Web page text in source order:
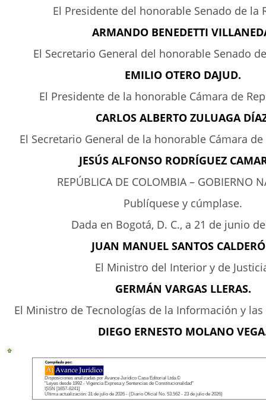
El Presidente del honorable Senado de la
ARMANDO BENEDETTI
El Secretario General del honorable Senado
EMILIO OTERO DAJUD.
El Presidente de la honorable Cámara de
CARLOS ALBERTO ZULUAGA
El Secretario General de la honorable Cámara
JESÚS ALFONSO RODRÍGUEZ
REPÚBLICA DE COLOMBIA – GOBIERNO
Publíquese y cúmplase.
Dada en Bogotá, D. C., a 21 de junio
JUAN MANUEL SANTOS
El Ministro del Interior y de
GERMÁN VARGAS LLERAS.
El Ministro de Tecnologías de la Información y
DIEGO ERNESTO MOLANO
Disposiciones analizadas por Avance Jurídico Casa Editorial Ltda.©
"Leyes desde 1992 - Vigencia Expresa y Sentencias de Constitucionalidad"
ISSN [1657-6241]
Última actualización: 31 de julio de 2026 - (Diario Oficial No. 53.562 - 23 de julio de 2026)